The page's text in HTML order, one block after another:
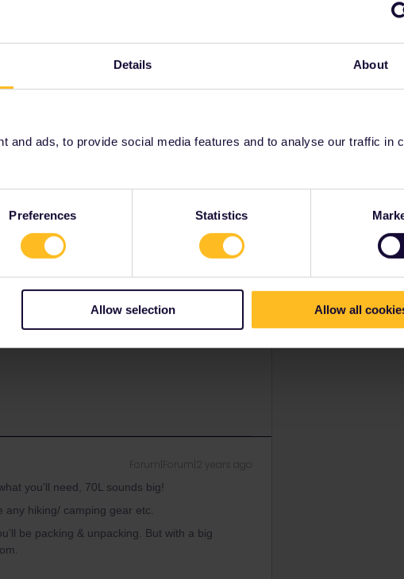
Details About
and ads, to provide social media features and to analyse our traffic in
Preferences Statistics
Allow selection Allow all
Oldest first
Forum|Forum|2 years ago
du immer nur eine Nacht irgendwo bleibst
unpraktisch.
muss vielleicht überlegter packen und
Forum|Forum|2 years ago
you’ll need, 70L sounds big!
any hiking/ camping gear etc.
be packing & unpacking. But with a big